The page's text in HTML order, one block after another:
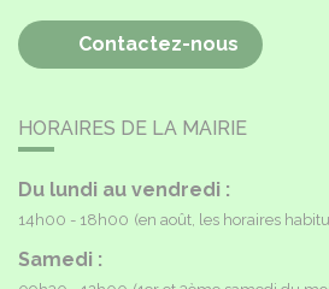
Contactez-nous
HORAIRES DE LA MAIRIE
Du lundi au vendredi :
14h00 - 18h00 (en août, les horaires
Samedi :